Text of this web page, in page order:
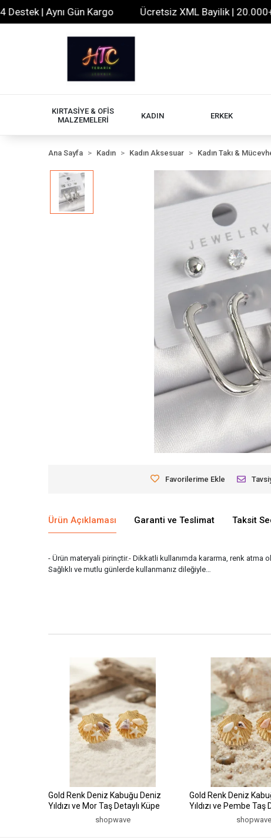
| Aynı Gün Kargo Ücretsiz XML Bayilik | 20.000+
KIRTASİYE & OFİS
MALZEMELERİ
KADIN ERKEK
Ana Sayfa Kadın Kadın Aksesuar Kadın Takı &
Favorilerime Ekle
Ürün Açıklaması Garanti ve Teslimat Taksit
- Ürün materyali pirinçtir.- Dikkatli kullanımda kararma, renk atma
Sağlıklı ve mutlu günlerde kullanmanız dileğiyle…
Gold Renk Deniz Kabuğu Deniz
Yıldızı ve Mor Taş Detaylı Küpe
shopwave
Gold Renk Deniz
Yıldızı ve Pembe Taş
shopwave